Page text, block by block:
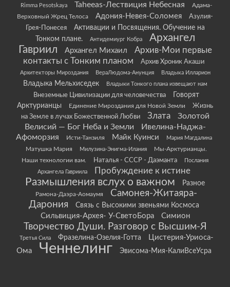
Rimma Pesotskaya Taheeas-Лествиция Небесная
Адама-
Верховный Жрец Телоса
Адония-Невея-Соломея
Азулия-
Грея-Понесея
Активации и Посвящения. Обучение на
Тонком плане.
Антидемиург Кобра
Архангел
Гавриил
Архангел Михаил
Архив-Мои первые
контакты с Тонким планом
Архив Хроник Акаши
Архитекторы Мироздания ВераЛюдома-Анунция Владыка Илларион
Владыка Мельхиседек Владыки Тонкого плана извещают нам
Внеземные Цивилизации для человечества
Говорят
Арктурианцы
Единение Мироздания для Новой Земли
Жизнь
на Земле в лучах Божественной Любви
Злата
Золотой
Велисий — Бог Неба и Земли
Ивелина-Наджа-
Афоморзия
Исти-Танзиля Майк Куинси Мария Магдалина
Матушка Мария Милузина-Энигма-Илания
Мы-Арктурианцы.
Наши технологии вам.
Наталья - СССР - Даэманта
Послания
Архангела Гавриила
Пробуждение к истине
Размышления вслух о важном Разное
Рамона-Даэра-Аомаумя
Самонея-Житаяра-
Дарония
Связь с Высокими звеньями Космоса
Сильвиция-Архея- У-СветоБора Симион
Творчество Души. Разговор с Высшим-Я
Третья Сила Фразелина-Озелия-Готта
Цистерия-Уриоса-
Ома
Ченнелинг Эвисома-Мия-КалиВсеУсра